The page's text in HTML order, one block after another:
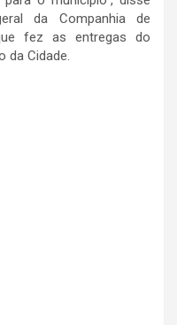
da Companhia de
fez as entregas do
da Cidade.